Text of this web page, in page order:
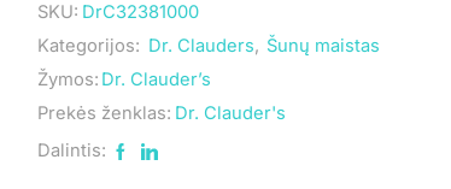
SKU: DrC32381000
Kategorijos: Dr. Clauders, Šunų maistas
Žymos: Dr. Clauder’s
Prekės ženklas: Dr. Clauder's
Dalintis: